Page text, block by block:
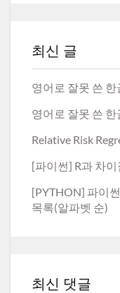
최신 글
영어로 잘못 쓴
영어로 잘못 쓴
Relative Risk
[파이썬] R과 차이
[PYTHON] 파이
목록(알파벳 순)
최신 댓글